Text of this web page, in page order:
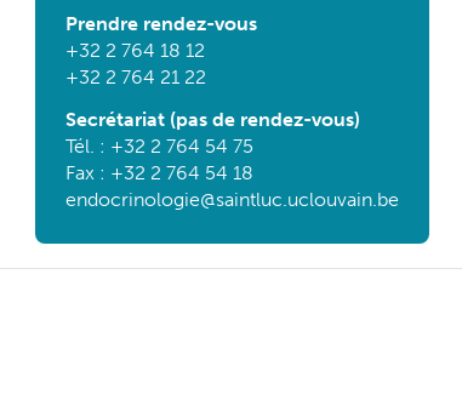
Prendre rendez-vous
+32 2 764 18 12
+32 2 764 21 22
Secrétariat (pas de rendez-vous)
Tél. : +32 2 764 54 75
Fax : +32 2 764 54 18
endocrinologie@saintluc.uclouvain.be